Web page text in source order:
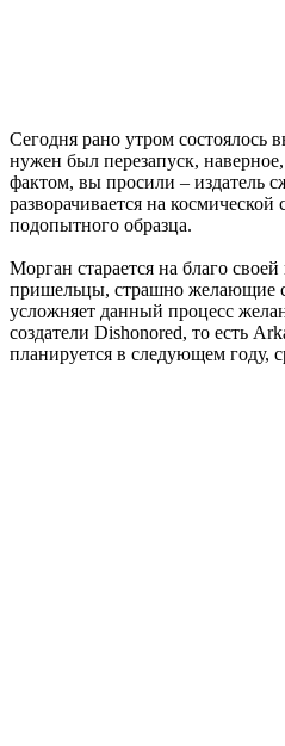
Сегодня рано утром состоялось
нужен был перезапуск,
фактом, вы просили – издатель
разворачивается на
подопытного образца.
Морган старается на благо
пришельцы, страшно желающие
усложняет данный процесс
создатели Dishonored, то есть
планируется в следующем году,